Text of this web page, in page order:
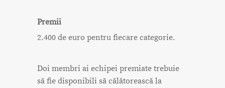
Premii
2.400 de euro pentru fiecare categorie.
Doi membri ai echipei premiate trebuie
să fie disponibili să călătorească la